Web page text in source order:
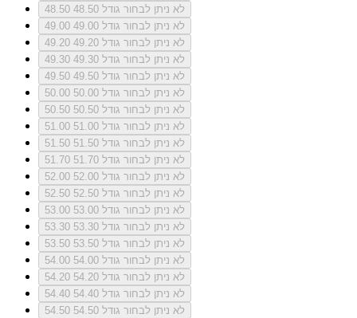
48.50
לא ניתן לבחור גודל 48.50
49.00
לא ניתן לבחור גודל 49.00
49.20
לא ניתן לבחור גודל 49.20
49.30
לא ניתן לבחור גודל 49.30
49.50
לא ניתן לבחור גודל 49.50
50.00
לא ניתן לבחור גודל 50.00
50.50
לא ניתן לבחור גודל 50.50
51.00
לא ניתן לבחור גודל 51.00
51.50
לא ניתן לבחור גודל 51.50
51.70
לא ניתן לבחור גודל 51.70
52.00
לא ניתן לבחור גודל 52.00
52.50
לא ניתן לבחור גודל 52.50
53.00
לא ניתן לבחור גודל 53.00
53.30
לא ניתן לבחור גודל 53.30
53.50
לא ניתן לבחור גודל 53.50
54.00
לא ניתן לבחור גודל 54.00
54.20
לא ניתן לבחור גודל 54.20
54.40
לא ניתן לבחור גודל 54.40
54.50
לא ניתן לבחור גודל 54.50